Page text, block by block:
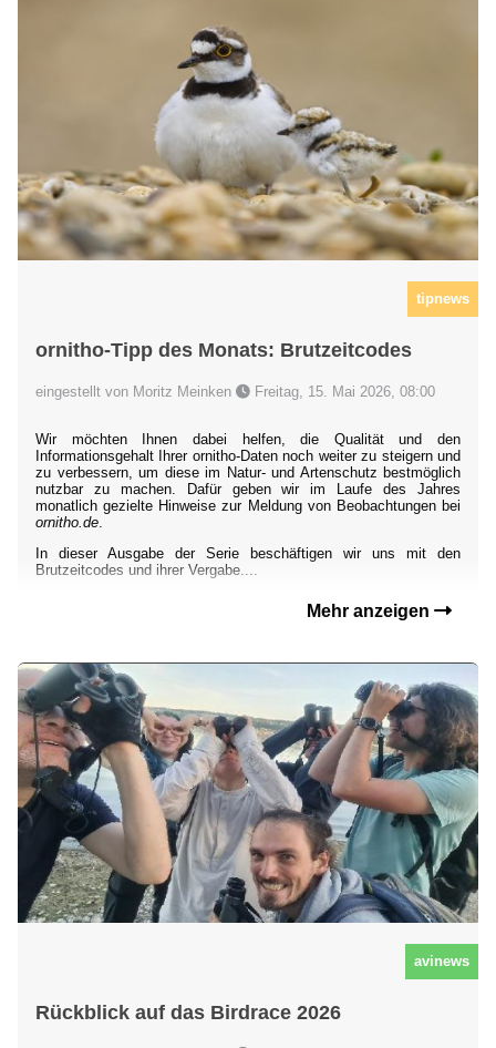
tipnews
ornitho-Tipp des Monats: Brutzeitcodes
eingestellt von Moritz Meinken Freitag, 15. Mai 2026, 08:00
Wir möchten Ihnen dabei helfen, die Qualität und den
Informationsgehalt Ihrer ornitho-Daten noch weiter zu steigern und
zu verbessern, um diese im Natur- und Artenschutz bestmöglich
nutzbar zu machen. Dafür geben wir im Laufe des Jahres
monatlich gezielte Hinweise zur Meldung von Beobachtungen bei
ornitho.de.
In dieser Ausgabe der Serie beschäftigen wir uns mit den
Brutzeitcodes und ihrer Vergabe....
Mehr anzeigen
avinews
Rückblick auf das Birdrace 2026